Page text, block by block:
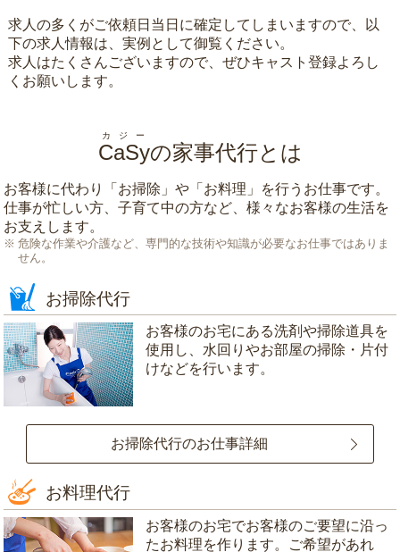
求人の多くがご依頼日当日に確定してしまいますので、以
下の求人情報は、実例として御覧ください。
求人はたくさんございますので、ぜひキャスト登録よろし
くお願いします。
CaSy
カジー
の家事代行とは
お客様に代わり「 お掃除 」や「 お料理 」を行うお仕事です。
仕事が忙しい方、子育て中の方など、様々なお客様の生活を
お支えします。
危険な作業や介護など、専門的な技術や知識が必要なお仕事ではありま
せん。
お掃除代行
お客様のお宅にある洗剤や掃除道具を
使用し、水回りやお部屋の掃除・片付
けなどを行います。
お掃除代行のお仕事詳細
お料理代行
お客様のお宅でお客様のご要望に沿っ
たお料理を作ります。ご希望があれ